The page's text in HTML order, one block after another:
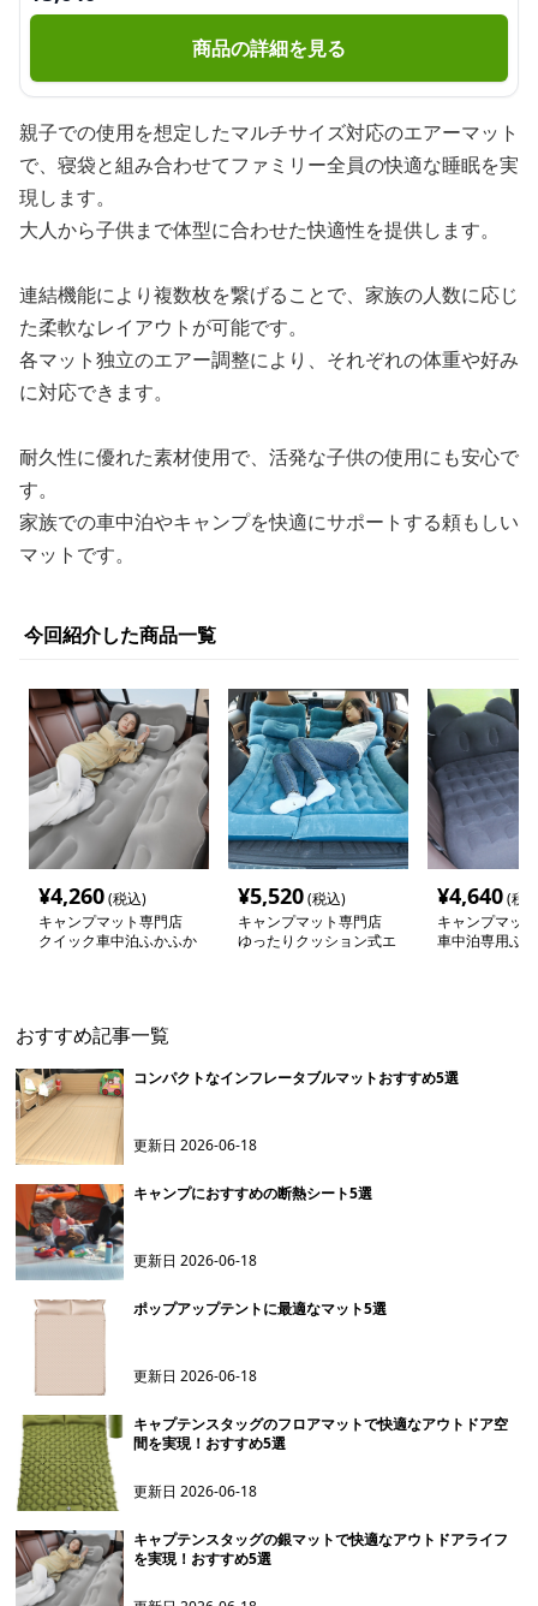
商品の詳細を見る
親子での使用を想定したマルチサイズ対応のエアーマット
で、寝袋と組み合わせてファミリー全員の快適な睡眠を実
現します。
大人から子供まで体型に合わせた快適性を提供します。
連結機能により複数枚を繋げることで、家族の人数に応じ
た柔軟なレイアウトが可能です。
各マット独立のエアー調整により、それぞれの体重や好み
に対応できます。
耐久性に優れた素材使用で、活発な子供の使用にも安心で
す。
家族での車中泊やキャンプを快適にサポートする頼もしい
マットです。
今回紹介した商品一覧
¥4,260(税込)
キャンプマット専門店
クイック車中泊ふかふか
¥5,520(税込)
キャンプマット専門店
ゆったりクッション式エ
¥4,640(税
キャンプマッ
車中泊専用ふ
おすすめ記事一覧
コンパクトなインフレータブルマットおすすめ5選
更新日2026-06-18
キャンプにおすすめの断熱シート5選
更新日2026-06-18
ポップアップテントに最適なマット5選
更新日2026-06-18
キャプテンスタッグのフロアマットで快適なアウトドア空
間を実現！おすすめ5選
更新日2026-06-18
キャプテンスタッグの銀マットで快適なアウトドアライフ
を実現！おすすめ5選